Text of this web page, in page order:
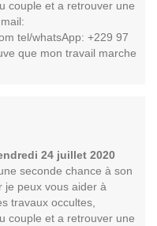
couple et a retrouver une
tel/whatsApp: +229 97
que mon travail marche
24 juillet 2020
seconde chance à son
je peux vous aider à
travaux occultes,
couple et a retrouver une